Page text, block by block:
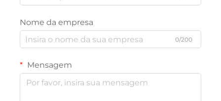
Nome da empresa
0/200
Mensagem